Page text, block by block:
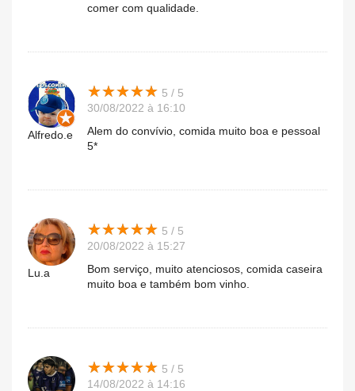
comer com qualidade.
Alfredo.e
★★★★★
★★★★★ 5 / 5
30/08/2022 à 16:10
Alem do convívio, comida muito boa e pessoal
5*
Lu.a
★★★★★
★★★★★ 5 / 5
20/08/2022 à 15:27
Bom serviço, muito atenciosos, comida caseira
muito boa e também bom vinho.
★★★★★
★★★★★ 5 / 5
14/08/2022 à 14:16